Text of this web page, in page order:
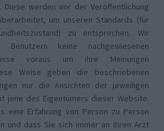
Diese werden vor der Veröffentlichung
um unseren Standards (für
zu entsprechen. Wir
keine nachgewiesenen
voraus um ihre Meinungen
Weise geben die beschriebenen
nur die Ansichten der jeweiligen
jene des Eigentümers dieser Website.
eine Erfahrung von Person zu Person
und dass Sie sich immer an Ihren Arzt